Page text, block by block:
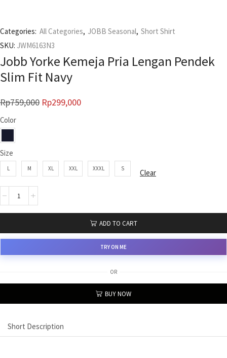
Categories: All Categories, JOBB Seasonal, Short Shirt
SKU: JWM6163N3
Jobb Yorke Kemeja Pria Lengan Pendek
Slim Fit Navy
Rp759,000 Rp299,000
Color
Size
L M XL XXL XXXL S Clear
ADD TO CART
TRY ON ME
OR
BUY NOW
Short Description